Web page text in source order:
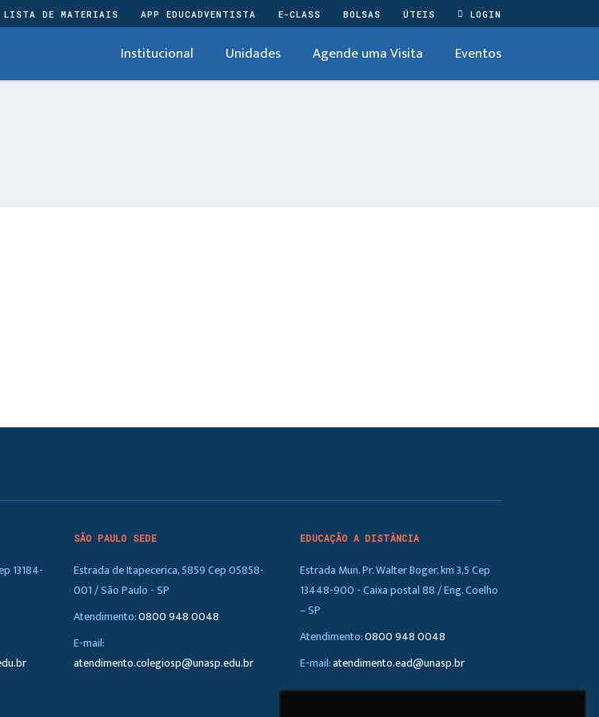
LISTA DE MATERIAIS APP EDUCADVENTISTA E-CLASS BOLSAS ÚTEIS LOGIN
Institucional Unidades Agende uma Visita Eventos
13184-
SÃO PAULO SEDE
Estrada de Itapecerica, 5859 Cep 05858-
001 / São Paulo - SP
Atendimento:0800 948 0048
E-mail:
atendimento.colegiosp@unasp.edu.br
EDUCAÇÃO A DISTÂNCIA
Estrada Mun. Pr. Walter Boger, km 3,5 Cep
13448-900 - Caixa postal 88 / Eng. Coelho
– SP
Atendimento:0800 948 0048
E-mail:atendimento.ead@unasp.br